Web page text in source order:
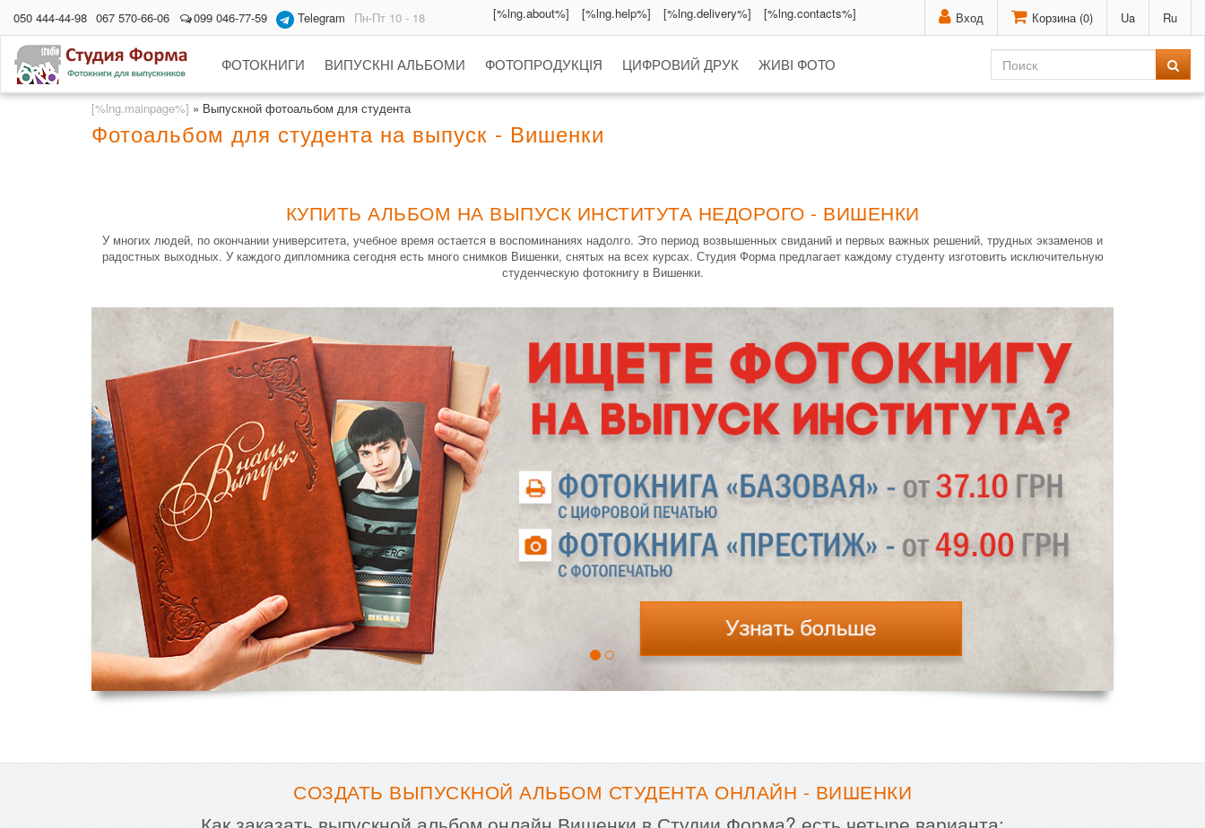
Вход Корзина (0) Ua Ru
050 444-44-98 067 570-66-06 099 046-77-59 Telegram Пн-Пт 10 - 18 [%lng.about%] [%lng.help%] [%lng.delivery%] [%lng.contacts%]
ФОТОКНИГИ ВИПУСКНІ АЛЬБОМИ ФОТОПРОДУКЦІЯ ЦИФРОВИЙ ДРУК ЖИВІ ФОТО
[%lng.mainpage%] » Выпускной фотоальбом для студента
Фотоальбом для студента на выпуск - Вишенки
КУПИТЬ АЛЬБОМ НА ВЫПУСК ИНСТИТУТА НЕДОРОГО - ВИШЕНКИ
У многих людей, по окончании университета, учебное время остается в воспоминаниях надолго. Это период возвышенных свиданий и первых важных решений, трудных экзаменов и
радостных выходных. У каждого дипломника сегодня есть много снимков Вишенки, снятых на всех курсах. Студия Форма предлагает каждому студенту изготовить исключительную
студенческую фотокнигу в Вишенки.
СОЗДАТЬ ВЫПУСКНОЙ АЛЬБОМ СТУДЕНТА ОНЛАЙН - ВИШЕНКИ